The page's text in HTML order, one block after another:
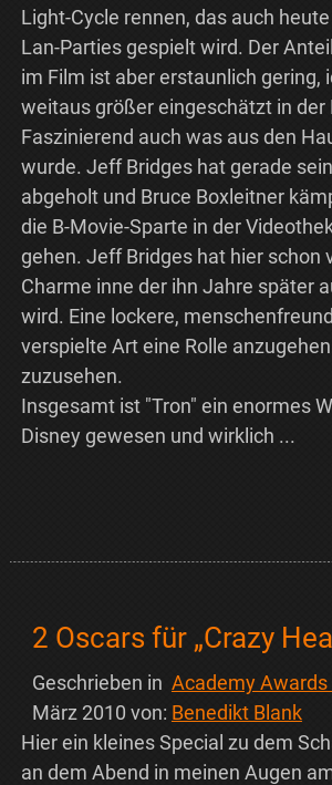
Light-Cycle rennen, das auch
Lan-Parties gespielt wird. Der
im Film ist aber erstaunlich gering,
weitaus größer eingeschätzt in der
Faszinierend auch was aus den
wurde. Jeff Bridges hat gerade
abgeholt und Bruce Boxleitner
die B-Movie-Sparte in der
gehen. Jeff Bridges hat hier schon
Charme inne der ihn Jahre später
wird. Eine lockere,
verspielte Art eine Rolle
zuzusehen.
Insgesamt ist "Tron" ein enormes
Disney gewesen und wirklich ...
2 Oscars für „Crazy
Geschrieben in Academy Awards
März 2010 von: Benedikt Blank
Hier ein kleines Special zu dem
an dem Abend in meinen Augen